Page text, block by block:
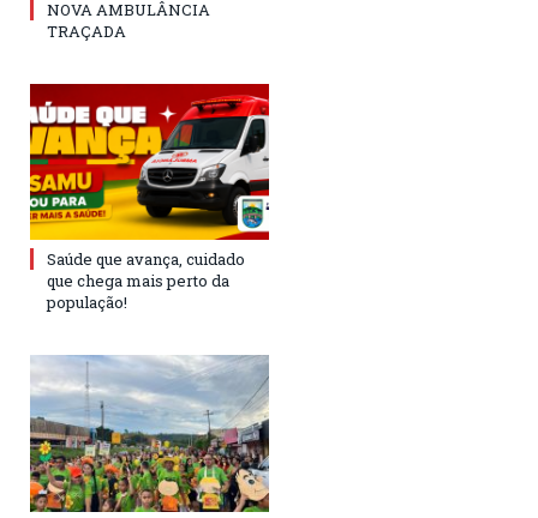
NOVA AMBULÂNCIA
TRAÇADA
Saúde que avança, cuidado
que chega mais perto da
população!